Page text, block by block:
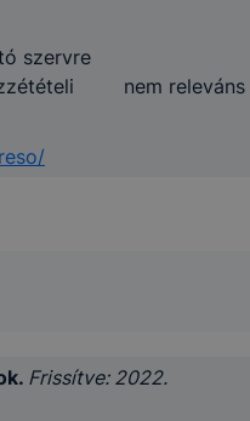
szervre
nem releváns
Frissítve: 2022.